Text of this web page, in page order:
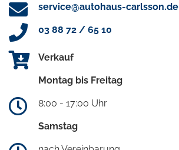
service@autohaus-carlsson.de
03 88 72 / 65 10
Verkauf
Montag bis Freitag
8:00 - 17:00 Uhr
Samstag